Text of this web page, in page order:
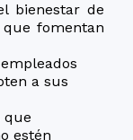
bienestar de
fomentan
a sus
que
estén